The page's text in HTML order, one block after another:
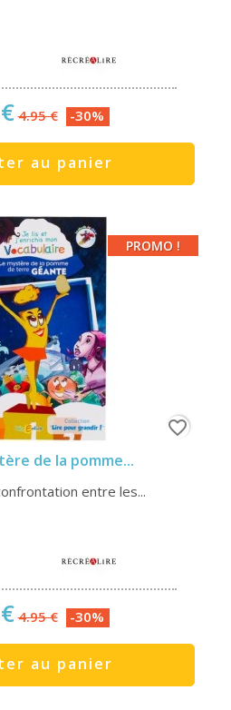
4.95 € -30%
au panier
de la pomme...
entre les...
4.95 € -30%
au panier
PROMO !
favorite_border